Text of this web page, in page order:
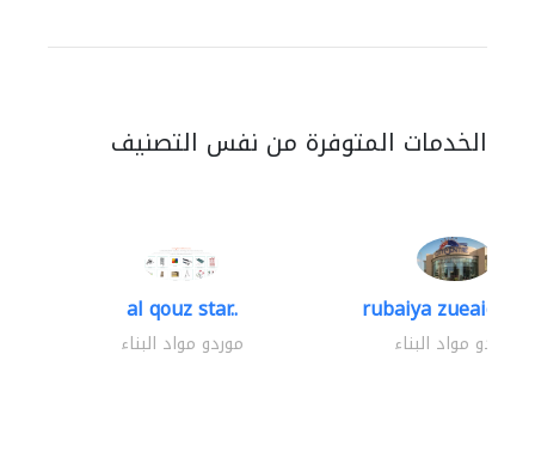
الخدمات المتوفرة من نفس التصنيف
al qouz star..
موردو مواد البناء
rubaiya zueaid
موردو مواد البناء